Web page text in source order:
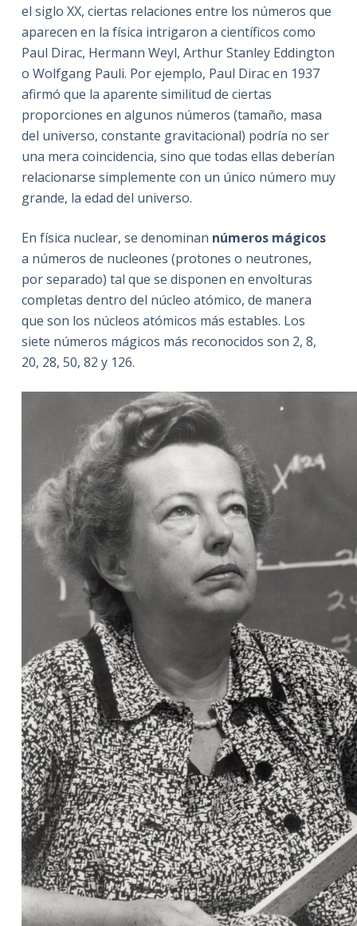
el siglo XX, ciertas relaciones entre los números que
aparecen en la física intrigaron a científicos como
Paul Dirac, Hermann Weyl, Arthur Stanley Eddington
o Wolfgang Pauli. Por ejemplo, Paul Dirac en 1937
afirmó que la aparente similitud de ciertas
proporciones en algunos números (tamaño, masa
del universo, constante gravitacional) podría no ser
una mera coincidencia, sino que todas ellas deberían
relacionarse simplemente con un único número muy
grande, la edad del universo.
En física nuclear, se denominan números mágicos
a números de nucleones (protones o neutrones,
por separado) tal que se disponen en envolturas
completas dentro del núcleo atómico, de manera
que son los núcleos atómicos más estables. Los
siete números mágicos más reconocidos son 2, 8,
20, 28, 50, 82 y 126.